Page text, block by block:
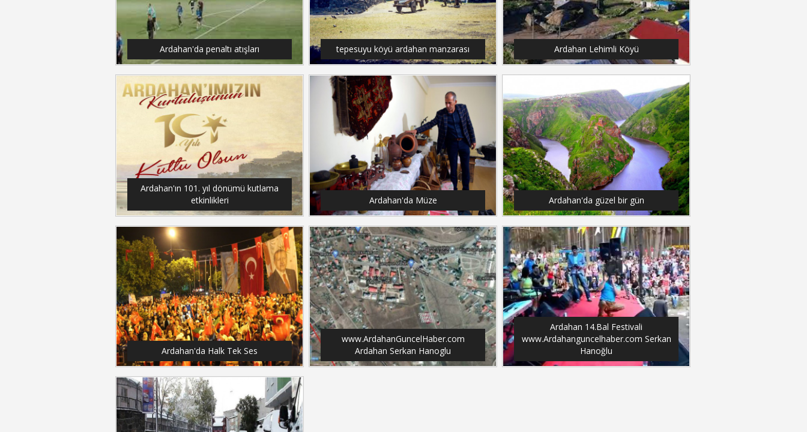
Ardahan'da penaltı atışları tepesuyu köyü ardahan manzarası Ardahan Lehimli Köyü
Ardahan'ın 101. yıl dönümü kutlama
etkinlikleri
Ardahan'da Müze Ardahan'da güzel bir gün
Ardahan'da Halk Tek Ses
www.ArdahanGuncelHaber.com
Ardahan Serkan Hanoglu
Ardahan 14.Bal Festivali
www.Ardahanguncelhaber.com Serkan
Hanoğlu